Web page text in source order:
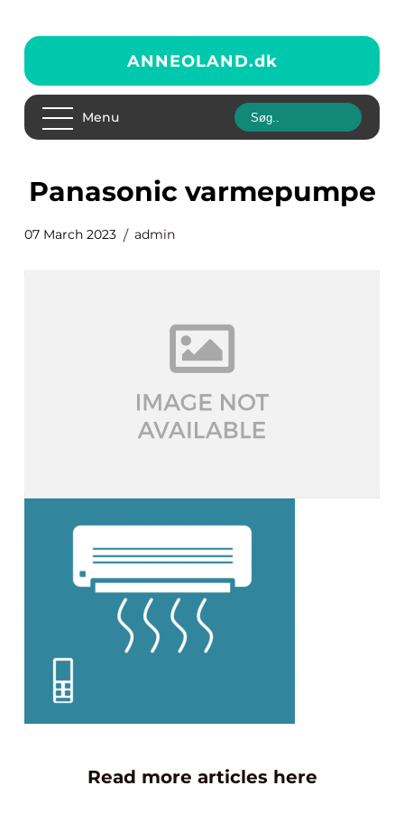
ANNEOLAND.dk
Menu
panasonic varmepumpe
07 March 2023 admin
Read more articles here